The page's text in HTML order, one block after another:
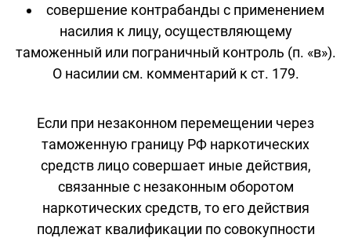
совершение контрабанды с применением
насилия к лицу, осуществляющему
таможенный или пограничный контроль (п. «в»).
О насилии см. комментарий к ст. 179.
Если при незаконном перемещении через
таможенную границу РФ наркотических
средств лицо совершает иные действия,
связанные с незаконным оборотом
наркотических средств, то его действия
подлежат квалификации по совокупности